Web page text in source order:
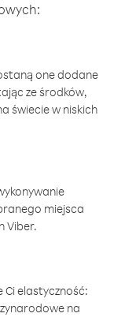
one dodane
ze środków,
świecie w niskich
miejsca
Viber.
elastyczność:
na